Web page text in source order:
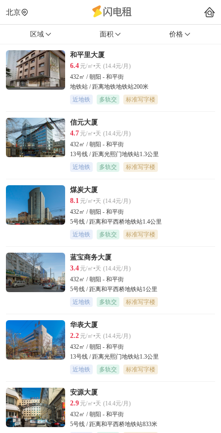
北京
区域 面积 价格
和平里大厦
6.4 元/㎡•天 (14.4元/月)
432㎡ / 朝阳 - 和平街
地铁站 / 距离地铁地铁站200米
近地铁
多轨交 标准写字楼
信元大厦
4.7 元/㎡•天 (14.4元/月)
432㎡ / 朝阳 - 和平街
13号线 / 距离光熙门地铁站1.3公里
近地铁
多轨交 标准写字楼
煤炭大厦
8.1 元/㎡•天 (14.4元/月)
432㎡ / 朝阳 - 和平街
5号线 / 距离和平西桥地铁站1.4公里
近地铁
多轨交 标准写字楼
蓝宝商务大厦
3.4 元/㎡•天 (14.4元/月)
432㎡ / 朝阳 - 和平街
5号线 / 距离和平西桥地铁站1公里
近地铁
多轨交 标准写字楼
华表大厦
2.2 元/㎡•天 (14.4元/月)
432㎡ / 朝阳 - 和平街
13号线 / 距离光熙门地铁站1.3公里
近地铁
多轨交 标准写字楼
安源大厦
2.9 元/㎡•天 (14.4元/月)
432㎡ / 朝阳 - 和平街
5号线 / 距离和平西桥地铁站833米